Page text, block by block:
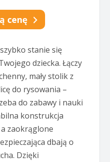
cenę
stanie się
dziecka. Łączy
mały stolik z
do rysowania –
do zabawy i nauki
konstrukcja
zaokrąglone
dbają o
Dzięki